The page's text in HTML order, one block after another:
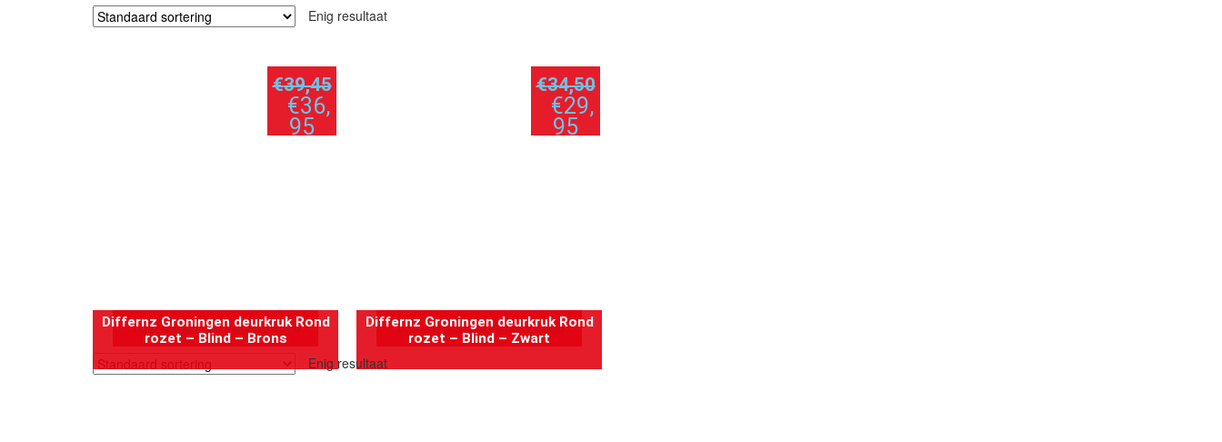
Enig resultaat
Differnz Groningen deurkruk Rond
rozet – Blind – Brons
€39,45
€36,
95
Toevoegen aan winkelwagen
Differnz Groningen deurkruk Rond
rozet – Blind – Zwart
€34,50
€29,
95
Toevoegen aan winkelwagen
Enig resultaat